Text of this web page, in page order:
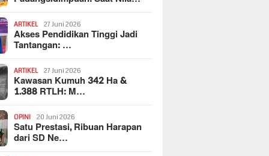
ARTIKEL 27 Juni 2026
Akses Pendidikan Tinggi Jadi
Tantangan: …
ARTIKEL 27 Juni 2026
Kawasan Kumuh 342 Ha &
1.388 RTLH: M…
OPINI 20 Juni 2026
Satu Prestasi, Ribuan Harapan
dari SD Ne…